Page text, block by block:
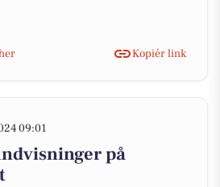
Kopiér link
09:01
på